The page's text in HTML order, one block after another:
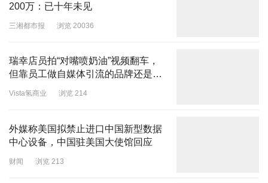
200万：已十年未见
三湘都市报 浏览 20036
瑞幸店员拍“对嘴喷奶油”视频翻车，
但靠员工做自媒体引流的品牌还是赚
了？
Vista氢商业 浏览 214
外媒称美国拟禁止进口中国新型数据
中心设备，中国驻美国大使馆回应
财闻 浏览 213